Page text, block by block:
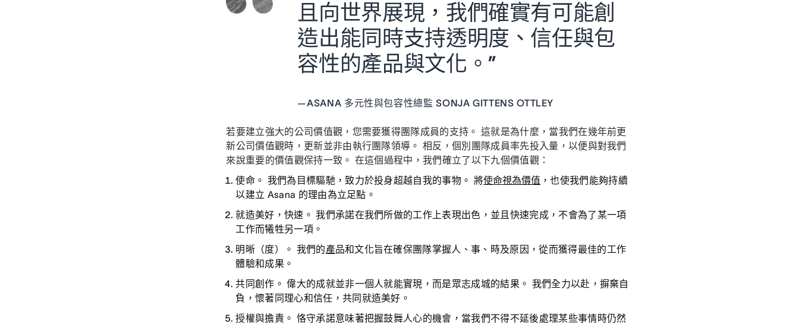
且向世界展現，我們確實有可能創
造出能同時支持透明度、信任與包
容性的產品與文化。”
—ASANA 多元性與包容性總監 SONJA GITTENS OTTLEY
若要建立強大的公司價值觀，您需要獲得團隊成員的支持。 這就是為什麼，當我們在幾年前更
新公司價值觀時，更新並非由執行團隊領導。 相反，個別團隊成員率先投入量，以便與對我們
來說重要的價值觀保持一致。 在這個過程中，我們確立了以下九個價值觀：
使命。 我們為目標驅馳，致力於投身超越自我的事物。 將使命視為價值 ，也使我們能夠持續
以建立 Asana 的理由為立足點。
就造美好，快速。我們承諾在我們所做的工作上表現出色，並且快速完成，不會為了某一項
工作而犧牲另一項。
明晰（度）。 我們的產品和文化旨在確保團隊掌握人、事、時及原因，從而獲得最佳的工作
體驗和成果。
共同創作。偉大的成就並非一個人就能實現，而是眾志成城的結果。 我們全力以赴，摒棄自
負，懷著同理心和信任，共同就造美好。
授權與擔責。 恪守承諾意味著把握鼓舞人心的機會，當我們不得不延後處理某些事情時仍然